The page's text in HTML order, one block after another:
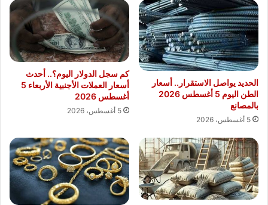
الحديد يواصل الاستقرار.. أسعار
الطن اليوم 5 أغسطس 2026
بالمصانع
5 أغسطس، 2026
كم سجل الدولار اليوم؟.. أحدث
أسعار العملات الأجنبية الأربعاء 5
أغسطس 2026
5 أغسطس، 2026